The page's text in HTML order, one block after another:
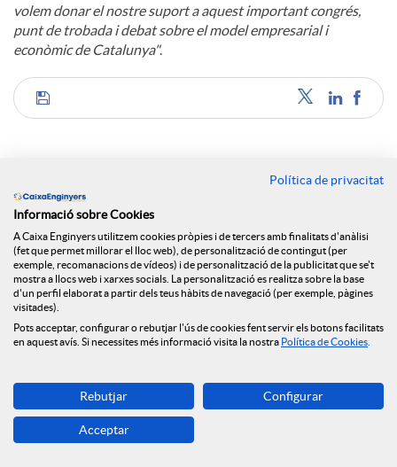
volem donar el nostre suport a aquest important congrés,
punt de trobada i debat sobre el model empresarial i
econòmic de Catalunya".
C
m
p
a
r
Notícies relacionades
Caixa Enginyers reforça el seu compromís amb
l'economia social amb la seva incorporació al Grup
Clade
Caixa Enginyers reforça la seva presència a Madrid
amb una nova seu central
Enginyers, engega motors
El Grup Caixa Enginyers i el Col·legi i l’Associació
d’Enginyers Industrials de Catalunya renoven la
Política de privacitat
Informació sobre Cookies
A Caixa Enginyers utilitzem cookies pròpies i de tercers amb finalitats d'anàlisi
(fet que permet millorar el lloc web), de personalització de contingut (per
exemple, recomanacions de vídeos) i de personalització de la publicitat que se't
mostra a llocs web i xarxes socials. La personalització es realitza sobre la base
d'un perfil elaborat a partir dels teus hàbits de navegació (per exemple, pàgines
visitades).
Pots acceptar, configurar o rebutjar l'ús de cookies fent servir els botons facilitats
en aquest avís. Si necessites més informació visita la nostra Política de Cookies
Rebutjar Configurar
Acceptar